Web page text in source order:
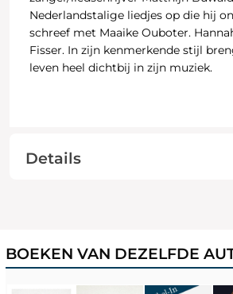
Nederlandstalige liedjes op die hij
schreef met Maaike Ouboter.
Fisser. In zijn kenmerkende stijl
leven heel dichtbij in zijn muziek.
Details
BOEKEN VAN DEZELFDE